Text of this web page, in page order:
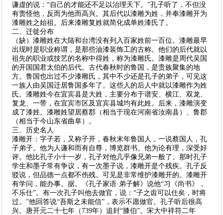
谦虚的说：“自己的才能还不足以治理天下。”孔子听了，不但没
有责怪他，反而为他而高兴。其后代以漆雕为姓，并奉漆雕开为
漆雕姓之始祖。后来漆雕复姓就简化成单姓漆氏了。
二、迁徙分布
（缺）漆雕姓在大陆和台湾没有列入百家姓前一百位。漆雕最早
出现时是职业称谓，是那些油漆装饰工的古称。他们的后代就以
祖先的职业或技艺的名称中得姓，称为漆雕氏。漆雕是周代吴国
的开国国君太伯的后代。古代春秋时的鲁国，是贵族聚集的地
方。鲁国也出过不少漆雕氏，其中不少还是孔子的弟子，可见这
一族人由吴国迁居鲁国多年了。这些人的后人中就以漆雕作为姓
氏。漆雕姓今在宜宾县是大姓，主要分布于谱安、横江、双龙、
复龙、一带，在宜宾市区及宜宾县城均有此姓。后来，漆雕演变
成了漆姓。漆雕姓望居蔡郡（相当于现在河南省汝南县）、鲁郡
（相当于今山东省曲阜）。
三、历史名人
漆雕开：字子若，又称子开，春秋末年鲁国人，一说蔡国人，孔
子弟子。他为人谦和而有自尊，博览群书。他为论有理，深受好
评。他比孔子小十一岁，孔子对他几乎像兄弟一般了。那时孔子
学生和墨子常有争议，有一次墨子说，漆雕开是个残疾。孔子反
驳说，但品德一点都不伤残。可见是非常维护漆雕开的。漆雕开
有学问，能办事。据。《孔子家语·弟子解》说他“习《尚书》，
不乐仕”。有一次孔子叫他去做官，说：“子之齿可以仕矣，时将
过。”他回答说“吾斯之未能信”，表示不愿做官。孔子听后很高
兴。唐开元二十七年（739年）追封“膝伯”。宋大中祥符二年